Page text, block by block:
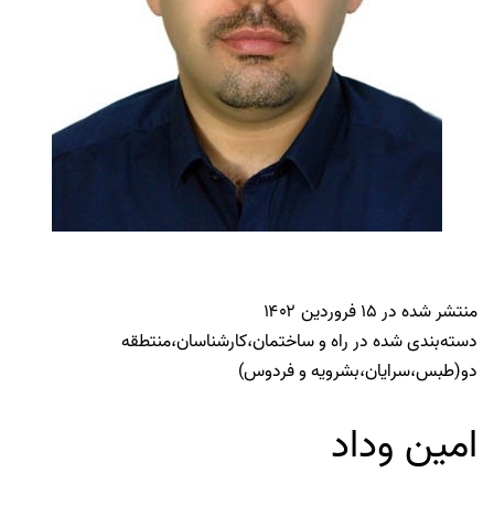
منتشر شده در۱۵ فروردین ۱۴۰۲
دسته‌بندی شده درراه و ساختمان،کارشناسان،منتطقه
دو(طبس،سرایان،بشرویه و فردوس)
امین وداد